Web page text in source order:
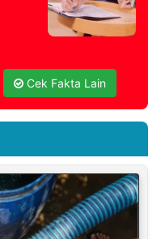
Cek Fakta Lain